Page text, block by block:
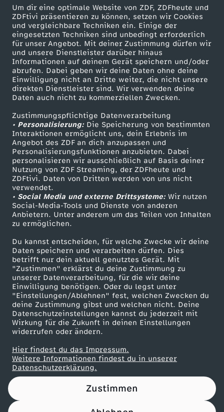
Um dir eine optimale Website von ZDF, ZDFheute und
ZDFtivi präsentieren zu können, setzen wir Cookies
und vergleichbare Techniken ein. Einige der
eingesetzten Techniken sind unbedingt erforderlich
für unser Angebot. Mit deiner Zustimmung dürfen wir
und unsere Dienstleister darüber hinaus
Informationen auf deinem Gerät speichern und/oder
abrufen. Dabei geben wir deine Daten ohne deine
Einwilligung nicht an Dritte weiter, die nicht unsere
direkten Dienstleister sind. Wir verwenden deine
Daten auch nicht zu kommerziellen Zwecken.
Zustimmungspflichtige Datenverarbeitung
• Personalisierung:Die Speicherung von bestimmten
Interaktionen ermöglicht uns, dein Erlebnis im
Angebot des ZDF an dich anzupassen und
Personalisierungsfunktionen anzubieten. Dabei
personalisieren wir ausschließlich auf Basis deiner
Nutzung von ZDF Streaming, der ZDFheute und
ZDFtivi. Daten von Dritten werden von uns nicht
verwendet.
• Social Media und externe Drittsysteme:Wir nutzen
Social-Media-Tools und Dienste von anderen
Anbietern. Unter anderem um das Teilen von Inhalten
zu ermöglichen.
Du kannst entscheiden, für welche Zwecke wir deine
Daten speichern und verarbeiten dürfen. Dies
betrifft nur dein aktuell genutztes Gerät. Mit
"Zustimmen" erklärst du deine Zustimmung zu
unserer Datenverarbeitung, für die wir deine
Einwilligung benötigen. Oder du legst unter
"Einstellungen/Ablehnen" fest, welchen Zwecken du
deine Zustimmung gibst und welchen nicht. Deine
Datenschutzeinstellungen kannst du jederzeit mit
Wirkung für die Zukunft in deinen Einstellungen
widerrufen oder ändern.
Hier findest du das Impressum.
Weitere Informationen findest du in unserer
Datenschutzerklärung.
Zustimmen
k
a
-
L
i
e
d
Mehr ZDF
ZDF-Apps
Smart TV
ZDFtext
Livestreams
Sendungen A-Z
TV-Programm
Service
ZDFmitreden
Kontakt zum ZDF
Tickets
Zuschauerservice
Hilfe
ZDF Unternehmen
Karriere
ZDF goes Schule
Werbefernsehen
Mainzelmännchen
Partner